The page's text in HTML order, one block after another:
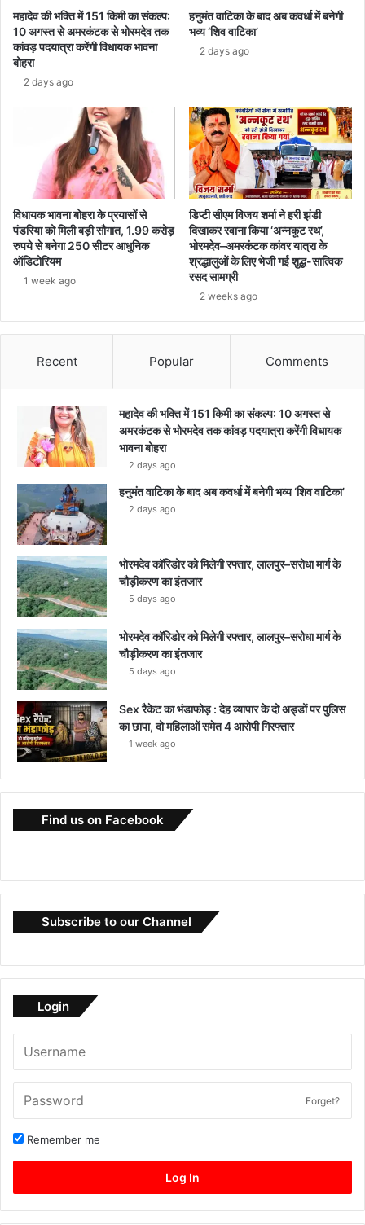
महादेव की भक्ति में 151 किमी का संकल्प:
10 अगस्त से अमरकंटक से भोरमदेव तक
कांवड़ पदयात्रा करेंगी विधायक भावना
बोहरा
2 days ago
हनुमंत वाटिका के बाद अब कवर्धा में बनेगी
भव्य ‘शिव वाटिका’
2 days ago
विधायक भावना बोहरा के प्रयासों से
पंडरिया को मिली बड़ी सौगात, 1.99 करोड़
रुपये से बनेगा 250 सीटर आधुनिक
ऑडिटोरियम
1 week ago
डिप्टी सीएम विजय शर्मा ने हरी झंडी
दिखाकर रवाना किया ‘अन्नकूट रथ’,
भोरमदेव–अमरकंटक कांवर यात्रा के
श्रद्धालुओं के लिए भेजी गई शुद्ध-सात्विक
रसद सामग्री
2 weeks ago
Recent Popular Comments
महादेव की भक्ति में 151 किमी का संकल्प: 10 अगस्त से
अमरकंटक से भोरमदेव तक कांवड़ पदयात्रा करेंगी विधायक
भावना बोहरा
2 days ago
हनुमंत वाटिका के बाद अब कवर्धा में बनेगी भव्य ‘शिव वाटिका’
2 days ago
भोरमदेव कॉरिडोर को मिलेगी रफ्तार, लालपुर–सरोधा मार्ग के
चौड़ीकरण का इंतजार
5 days ago
भोरमदेव कॉरिडोर को मिलेगी रफ्तार, लालपुर–सरोधा मार्ग के
चौड़ीकरण का इंतजार
5 days ago
Sex रैकेट का भंडाफोड़ : देह व्यापार के दो अड्डों पर पुलिस
का छापा, दो महिलाओं समेत 4 आरोपी गिरफ्तार
1 week ago
Find us on Facebook
Subscribe to our Channel
Login
Forget?
Remember me
Log In